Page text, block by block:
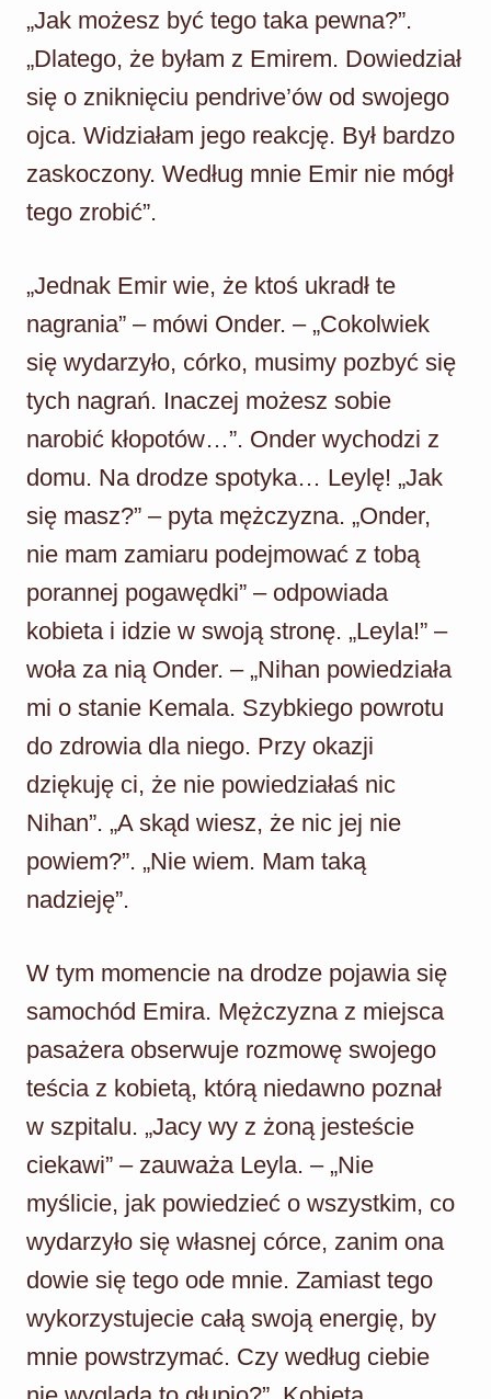
„Jak możesz być tego taka pewna?”.
„Dlatego, że byłam z Emirem. Dowiedział
się o zniknięciu pendrive’ów od swojego
ojca. Widziałam jego reakcję. Był bardzo
zaskoczony. Według mnie Emir nie mógł
tego zrobić”.
„Jednak Emir wie, że ktoś ukradł te
nagrania” – mówi Onder. – „Cokolwiek
się wydarzyło, córko, musimy pozbyć się
tych nagrań. Inaczej możesz sobie
narobić kłopotów…”. Onder wychodzi z
domu. Na drodze spotyka… Leylę! „Jak
się masz?” – pyta mężczyzna. „Onder,
nie mam zamiaru podejmować z tobą
porannej pogawędki” – odpowiada
kobieta i idzie w swoją stronę. „Leyla!” –
woła za nią Onder. – „Nihan powiedziała
mi o stanie Kemala. Szybkiego powrotu
do zdrowia dla niego. Przy okazji
dziękuję ci, że nie powiedziałaś nic
Nihan”. „A skąd wiesz, że nic jej nie
powiem?”. „Nie wiem. Mam taką
nadzieję”.
W tym momencie na drodze pojawia się
samochód Emira. Mężczyzna z miejsca
pasażera obserwuje rozmowę swojego
teścia z kobietą, którą niedawno poznał
w szpitalu. „Jacy wy z żoną jesteście
ciekawi” – zauważa Leyla. – „Nie
myślicie, jak powiedzieć o wszystkim, co
wydarzyło się własnej córce, zanim ona
dowie się tego ode mnie. Zamiast tego
wykorzystujecie całą swoją energię, by
mnie powstrzymać. Czy według ciebie